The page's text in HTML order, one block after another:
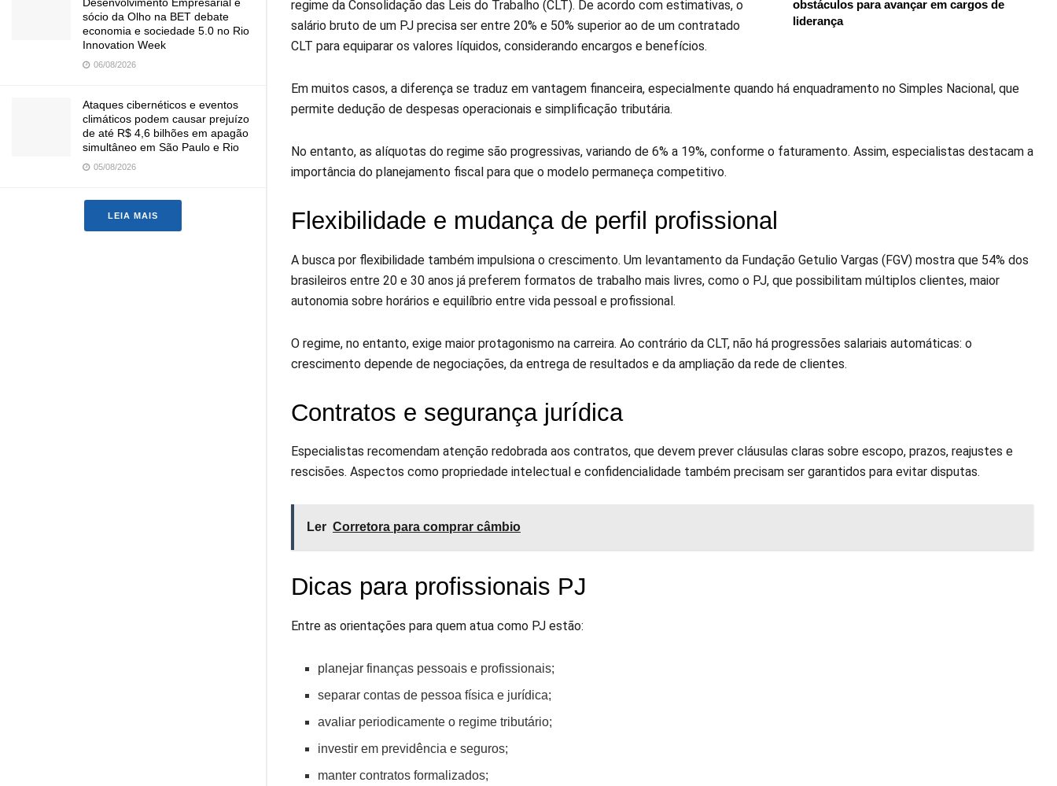
sócio da Olho na BET debate
economia e sociedade 5.0 no Rio
Innovation Week
06/08/2026
Ataques cibernéticos e eventos
climáticos podem causar prejuízo
de até R$ 4,6 bilhões em apagão
simultâneo em São Paulo e Rio
05/08/2026
LEIA MAIS
obstáculos para avançar em cargos de
liderança
regime da Consolidação das Leis do Trabalho (CLT). De acordo com estimativas, o
salário bruto de um PJ precisa ser entre 20% e 50% superior ao de um contratado
CLT para equiparar os valores líquidos, considerando encargos e benefícios.
Em muitos casos, a diferença se traduz em vantagem financeira, especialmente quando há enquadramento no Simples Nacional, que
permite dedução de despesas operacionais e simplificação tributária.
No entanto, as alíquotas do regime são progressivas, variando de 6% a 19%, conforme o faturamento. Assim, especialistas destacam a
importância do planejamento fiscal para que o modelo permaneça competitivo.
Flexibilidade e mudança de perfil profissional
A busca por flexibilidade também impulsiona o crescimento. Um levantamento da Fundação Getulio Vargas (FGV) mostra que 54% dos
brasileiros entre 20 e 30 anos já preferem formatos de trabalho mais livres, como o PJ, que possibilitam múltiplos clientes, maior
autonomia sobre horários e equilíbrio entre vida pessoal e profissional.
O regime, no entanto, exige maior protagonismo na carreira. Ao contrário da CLT, não há progressões salariais automáticas: o
crescimento depende de negociações, da entrega de resultados e da ampliação da rede de clientes.
Contratos e segurança jurídica
Especialistas recomendam atenção redobrada aos contratos, que devem prever cláusulas claras sobre escopo, prazos, reajustes e
rescisões. Aspectos como propriedade intelectual e confidencialidade também precisam ser garantidos para evitar disputas.
Ler Corretora para comprar câmbio
Dicas para profissionais PJ
Entre as orientações para quem atua como PJ estão:
planejar finanças pessoais e profissionais;
separar contas de pessoa física e jurídica;
avaliar periodicamente o regime tributário;
investir em previdência e seguros;
manter contratos formalizados;